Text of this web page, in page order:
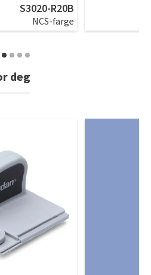
S3020-R20B
NCS-farge
deg